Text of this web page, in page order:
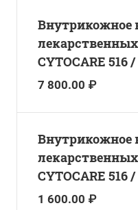
Внутрикожное
CYTOCARE 516
7 800.00 ₽
Внутрикожное
CYTOCARE 516
1 600.00 ₽